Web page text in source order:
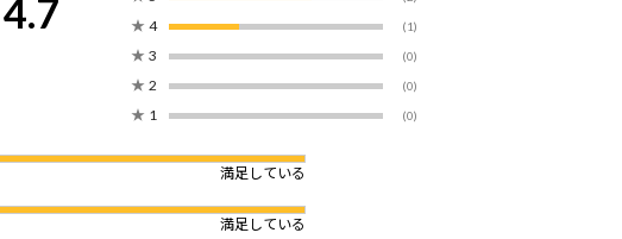
4.7 ★ 4 (1)
★ 3 (0)
★ 2 (0)
★ 1 (0)
満足している
満足している